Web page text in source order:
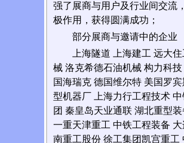
强了展商与用户及行业间交流
极作用，获得圆满成功；
部分展商与邀请中的企业
上海隧道 上海建工 远大
械 洛克希德石油机械 构力科
国海瑞克 德国维尔特 美国罗
型机器厂 上海力行工程技术
团 秦皇岛天业通联 湖北重型
一重天津重工 中铁工程装备
南重工股份 徐工集团凯宫重